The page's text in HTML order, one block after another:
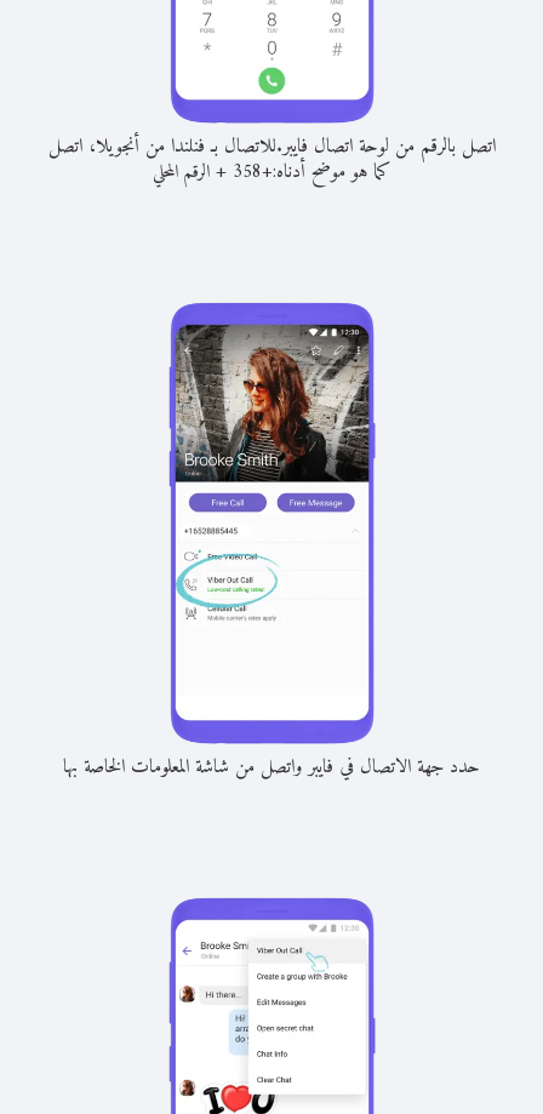
اتصل بالرقم من لوحة اتصال فايبر.للاتصال بـ فنلندا من أنجويلا، اتصل
كما هو موضح أدناه:+
358
+الرقم المحلي
حدد جهة الاتصال في فايبر واتصل من شاشة المعلومات الخاصة بها